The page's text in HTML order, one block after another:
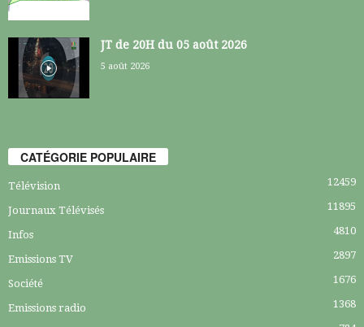
JT de 20H du 05 août 2026
5 août 2026
CATÉGORIE POPULAIRE
Télévision 12459
Journaux Télévisés 11895
Infos 4810
Emissions TV 2897
Société 1676
Emissions radio 1368